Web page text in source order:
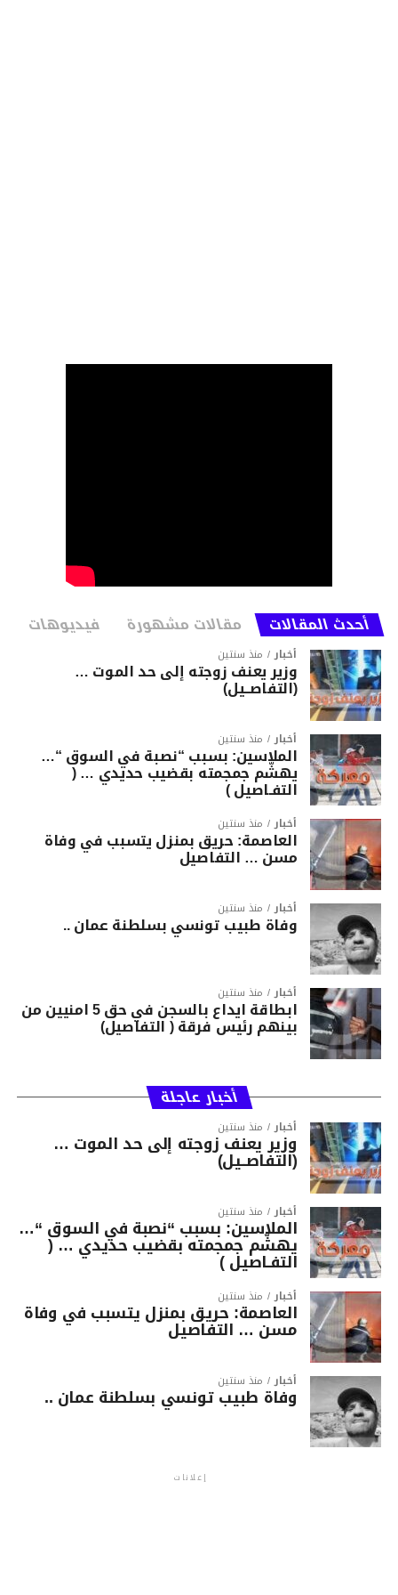
أحدث المقالات مقالات مشهورة فيديوهات
أخبار منذ سنتين
وزير يعنف زوجته إلى حد الموت …
(التفاصــيل)
أخبار منذ سنتين
الملاسين: بسبب “نصبة في السوق “…
يهشّم جمجمته بقضيب حديدي … (
التفـاصيل )
أخبار منذ سنتين
العاصمة: حريق بمنزل يتسبب في وفاة
مسن … التفاصيل
أخبار منذ سنتين
وفاة طبيب تونسي بسلطنة عمان ..
أخبار منذ سنتين
ابطاقة ايداع بالسجن في حق 5 امنيين من
بينهم رئيس فرقة ( التفاصيل)
أخبار عاجلة
أخبار منذ سنتين
وزير يعنف زوجته إلى حد الموت …
(التفاصــيل)
أخبار منذ سنتين
الملاسين: بسبب “نصبة في السوق “…
يهشّم جمجمته بقضيب حديدي … (
التفـاصيل )
أخبار منذ سنتين
العاصمة: حريق بمنزل يتسبب في وفاة
مسن … التفاصيل
أخبار منذ سنتين
وفاة طبيب تونسي بسلطنة عمان ..
إعلانات